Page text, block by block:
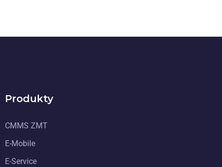
Produkty
CMMS ZMT
E-Mobile
E-Service